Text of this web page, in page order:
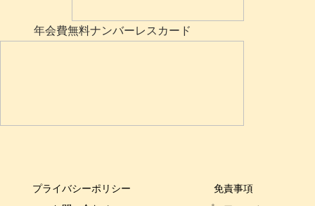
年会費無料ナンバーレスカード
プライバシーポリシー
免責事項